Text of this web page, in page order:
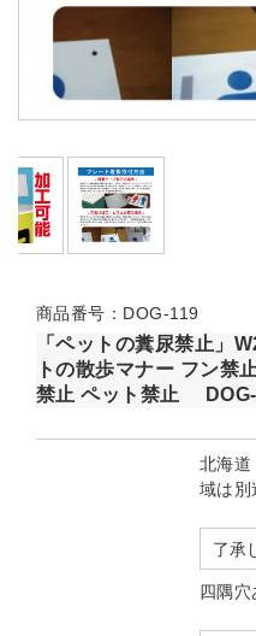
商品番号：DOG-119
「ペットの糞尿禁止」
トの散歩マナー フン禁
禁止 ペット禁止
北海道
域は別
四隅